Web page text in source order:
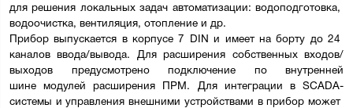
для решения локальных задач автоматизации: водоподготовка,
водоочистка, вентиляция, отопление и др.
Прибор выпускается в корпусе 7 DIN и имеет на борту до 24
каналов ввода/вывода. Для расширения собственных входов/
выходов предусмотрено подключение по внутренней
шине модулей расширения ПРМ . Для интеграции в SCADA-
системы и управления внешними устройствами в прибор может